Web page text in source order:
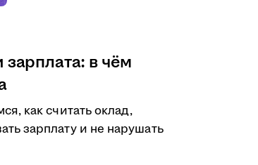
в чём
как считать оклад,
зарплату и не нарушать